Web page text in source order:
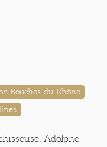
Bouches-du-Rhône
Adolphe